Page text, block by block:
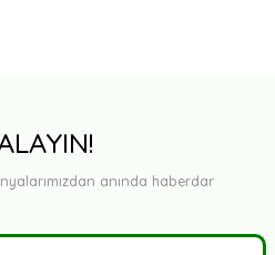
anında haberdar